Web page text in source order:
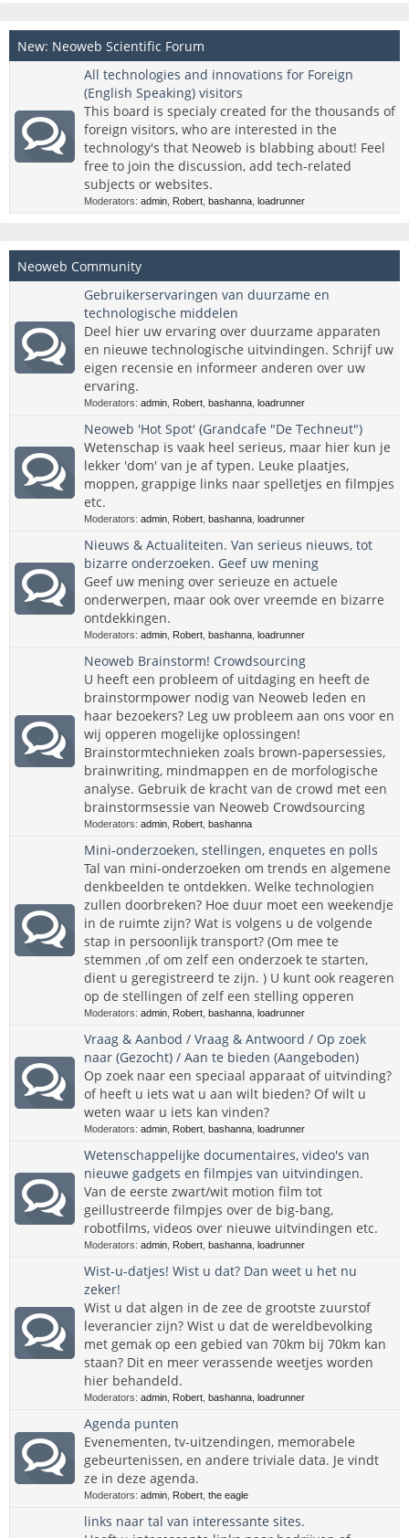
New: Neoweb Scientific Forum
All technologies and innovations for Foreign
(English Speaking) visitors
This board is specialy created for the thousands of
foreign visitors, who are interested in the
technology's that Neoweb is blabbing about! Feel
free to join the discussion, add tech-related
subjects or websites.
Moderators: admin Robert bashanna loadrunner
Neoweb Community
Gebruikerservaringen van duurzame en
technologische middelen
Deel hier uw ervaring over duurzame apparaten
en nieuwe technologische uitvindingen. Schrijf uw
eigen recensie en informeer anderen over uw
ervaring.
Moderators: admin Robert bashanna loadrunner
Neoweb 'Hot Spot' (Grandcafe "De Techneut")
Wetenschap is vaak heel serieus, maar hier kun je
lekker 'dom' van je af typen. Leuke plaatjes,
moppen, grappige links naar spelletjes en filmpjes
etc.
Moderators: admin Robert bashanna loadrunner
Nieuws & Actualiteiten. Van serieus nieuws, tot
bizarre onderzoeken. Geef uw mening
Geef uw mening over serieuze en actuele
onderwerpen, maar ook over vreemde en bizarre
ontdekkingen.
Moderators: admin Robert bashanna loadrunner
Neoweb Brainstorm! Crowdsourcing
U heeft een probleem of uitdaging en heeft de
brainstormpower nodig van Neoweb leden en
haar bezoekers? Leg uw probleem aan ons voor en
wij opperen mogelijke oplossingen!
Brainstormtechnieken zoals brown-papersessies,
brainwriting, mindmappen en de morfologische
analyse. Gebruik de kracht van de crowd met een
brainstormsessie van Neoweb Crowdsourcing
Moderators: admin Robert bashanna
Mini-onderzoeken, stellingen, enquetes en polls
Tal van mini-onderzoeken om trends en algemene
denkbeelden te ontdekken. Welke technologien
zullen doorbreken? Hoe duur moet een weekendje
in de ruimte zijn? Wat is volgens u de volgende
stap in persoonlijk transport? (Om mee te
stemmen ,of om zelf een onderzoek te starten,
dient u geregistreerd te zijn. ) U kunt ook reageren
op de stellingen of zelf een stelling opperen
Moderators: admin Robert bashanna loadrunner
Vraag & Aanbod / Vraag & Antwoord / Op zoek
naar (Gezocht) / Aan te bieden (Aangeboden)
Op zoek naar een speciaal apparaat of uitvinding?
of heeft u iets wat u aan wilt bieden? Of wilt u
weten waar u iets kan vinden?
Moderators: admin Robert bashanna loadrunner
Wetenschappelijke documentaires, video's van
nieuwe gadgets en filmpjes van uitvindingen.
Van de eerste zwart/wit motion film tot
geillustreerde filmpjes over de big-bang,
robotfilms, videos over nieuwe uitvindingen etc.
Moderators: admin Robert bashanna loadrunner
Wist-u-datjes! Wist u dat? Dan weet u het nu
zeker!
Wist u dat algen in de zee de grootste zuurstof
leverancier zijn? Wist u dat de wereldbevolking
met gemak op een gebied van 70km bij 70km kan
staan? Dit en meer verassende weetjes worden
hier behandeld.
Moderators: admin Robert bashanna loadrunner
Agenda punten
Evenementen, tv-uitzendingen, memorabele
gebeurtenissen, en andere triviale data. Je vindt
ze in deze agenda.
Moderators: admin Robert the eagle
links naar tal van interessante sites.